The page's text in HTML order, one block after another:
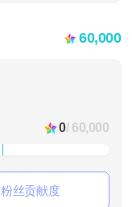
60,000
0/ 60,000
粉丝贡献度